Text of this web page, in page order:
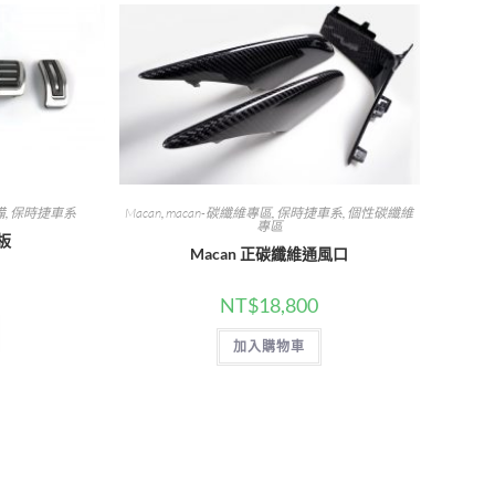
, 保時捷車系
此
品
Macan ,macan-碳纖維專區, 保時捷車系 個性碳纖維
專區
Macan 正碳纖維通風口
NT$18,800
加入購物車